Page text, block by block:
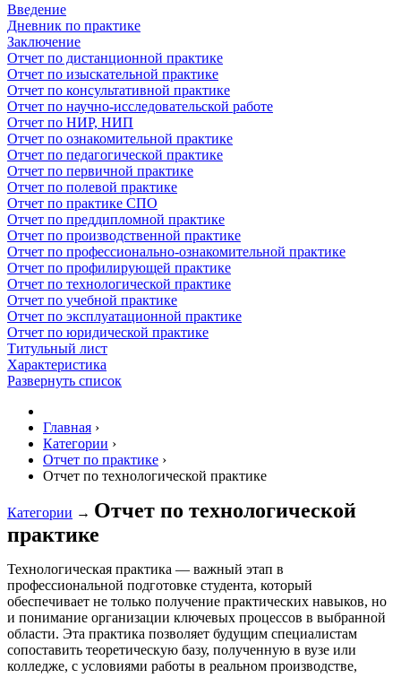
Введение
Дневник по практике
Заключение
Отчет по дистанционной практике
Отчет по изыскательной практике
Отчет по консультативной практике
Отчет по научно-исследовательской работе
Отчет по НИР, НИП
Отчет по ознакомительной практике
Отчет по педагогической практике
Отчет по первичной практике
Отчет по полевой практике
Отчет по практике СПО
Отчет по преддипломной практике
Отчет по производственной практике
Отчет по профессионально-ознакомительной практике
Отчет по профилирующей практике
Отчет по технологической практике
Отчет по учебной практике
Отчет по эксплуатационной практике
Отчет по юридической практике
Титульный лист
Характеристика
Развернуть список
Главная ›
Категории ›
Отчет по практике ›
Отчет по технологической практике
Категории → Отчет по технологической
практике
Технологическая практика — важный этап в
профессиональной подготовке студента, который
обеспечивает не только получение практических навыков, но
и понимание организации ключевых процессов в выбранной
области. Эта практика позволяет будущим специалистам
сопоставить теоретическую базу, полученную в вузе или
колледже, с условиями работы в реальном производстве,